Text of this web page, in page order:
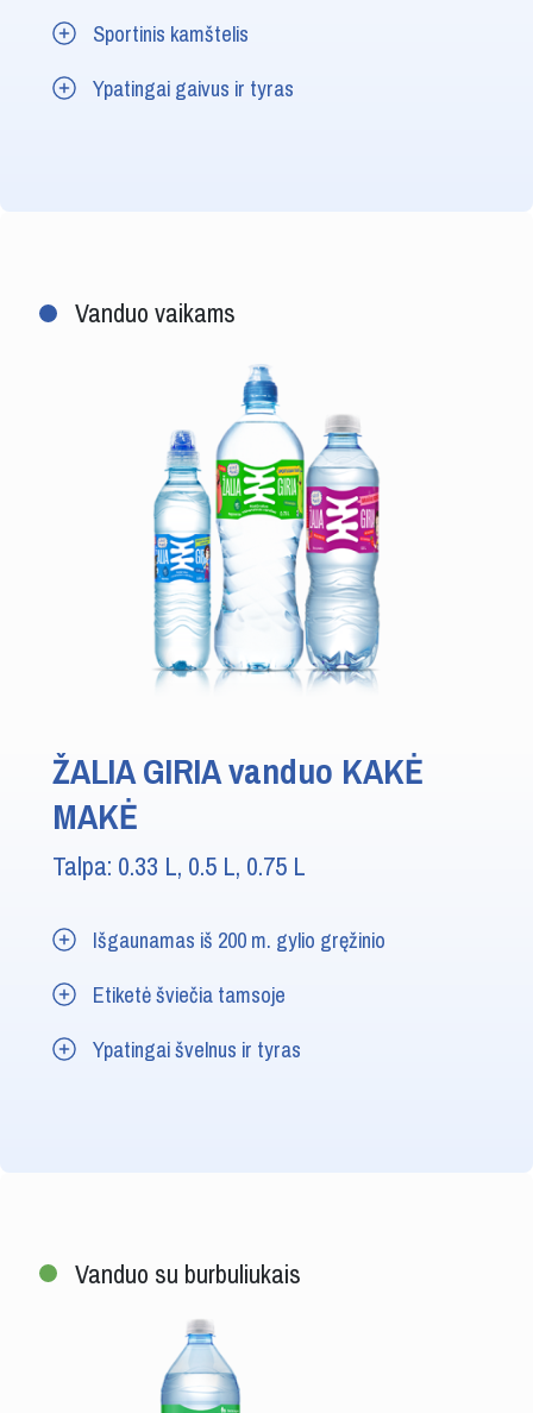
Sportinis kamštelis
Ypatingai gaivus ir tyras
Vanduo vaikams
ŽALIA GIRIA vanduo KAKĖ
MAKĖ
Talpa: 0.33 L, 0.5 L, 0.75 L
Išgaunamas iš 200 m. gylio gręžinio
Etiketė šviečia tamsoje
Ypatingai švelnus ir tyras
Vanduo su burbuliukais